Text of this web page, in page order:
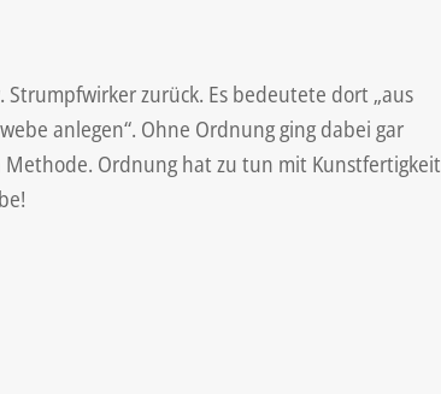
zurück. Es bedeutete dort „aus
anlegen“. Ohne Ordnung ging dabei gar
Ordnung hat zu tun mit Kunstfertigkeit